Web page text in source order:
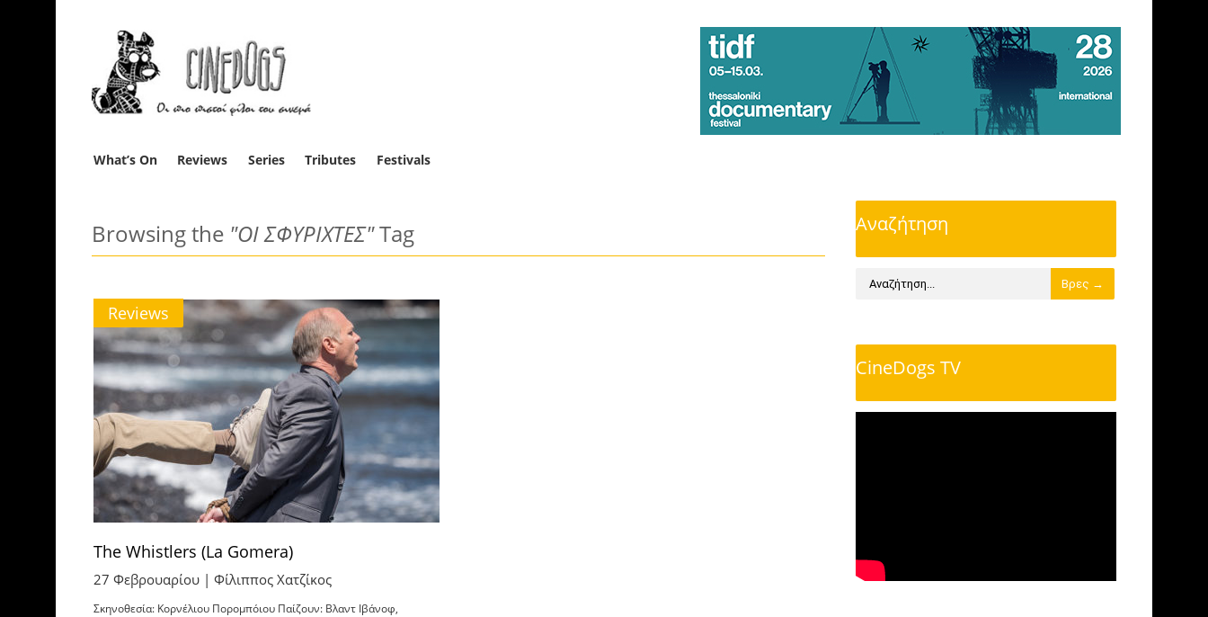
What’s On Reviews Series Tributes Festivals
Browsing the "ΟΙ ΣΦΥΡΙΧΤΕΣ"Tag
Reviews
The Whistlers (La Gomera)
27 Φεβρουαρίου | Φίλιππος Χατζίκος
Σκηνοθεσία: Κορνέλιου Πορομπόιου Παίζουν: Βλαντ Ιβάνοφ,
Αναζήτηση
CineDogs TV